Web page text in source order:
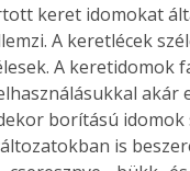
keret idomokat
A keretlécek
A
borítású
is